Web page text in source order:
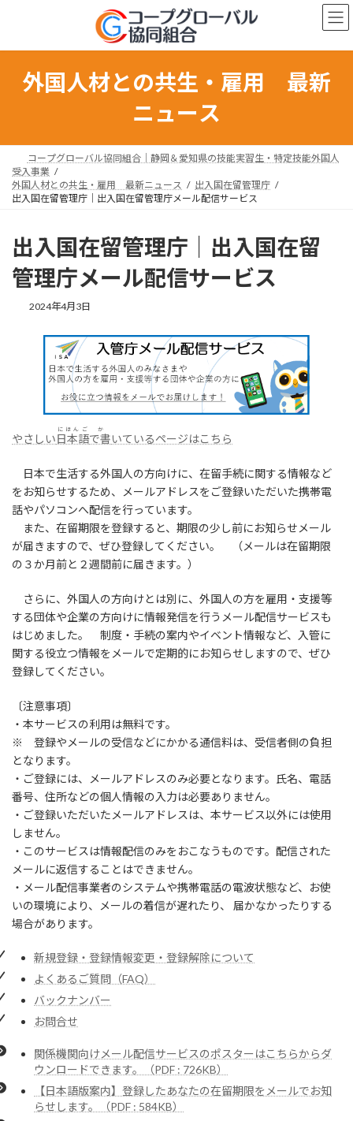
ン
プ
ー
動
外国人材との共生・雇用 最新
ニュース
コープグローバル協同組合｜静岡＆愛知県の技能実習生・特定技能外国人
受入事業
外国人材との共生・雇用 最新ニュース
出入国在留管理庁
出入国在留管理庁｜出入国在留管理庁メール配信サービス
出入国在留管理庁｜出入国在留
管理庁メール配信サービス
2024年4月3日
更
新
日
時
やさしい日本語
にほんご
で書
か
いているページはこちら
日本で生活する外国人の方向けに、在留手続に関する情報など
をお知らせするため、メールアドレスをご登録いただいた携帯電
話やパソコンへ配信を行っています。
また、在留期限を登録すると、期限の少し前にお知らせメール
が届きますので、ぜひ登録してください。 （メールは在留期限
の３か月前と２週間前に届きます。）
さらに、外国人の方向けとは別に、外国人の方を雇用・支援等
する団体や企業の方向けに情報発信を行うメール配信サービスも
はじめました。 制度・手続の案内やイベント情報など、入管に
関する役立つ情報をメールで定期的にお知らせしますので、ぜひ
登録してください。
〔注意事項〕
・本サービスの利用は無料です。
※ 登録やメールの受信などにかかる通信料は、受信者側の負担
となります。
・ご登録には、メールアドレスのみ必要となります。氏名、電話
番号、住所などの個人情報の入力は必要ありません。
・ご登録いただいたメールアドレスは、本サービス以外には使用
しません。
・このサービスは情報配信のみをおこなうものです。配信された
メールに返信することはできません。
・メール配信事業者のシステムや携帯電話の電波状態など、お使
いの環境により、メールの着信が遅れたり、 届かなかったりする
場合があります。
新規登録・登録情報変更・登録解除について
よくあるご質問（FAQ）
バックナンバー
お問合せ
関係機関向けメール配信サービスのポスターはこちらからダ
ウンロードできます。（PDF : 726KB）
【日本語版案内】登録したあなたの在留期限をメールでお知
らせします。（PDF : 584KB）